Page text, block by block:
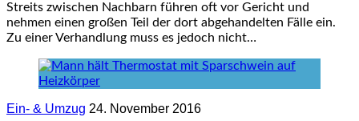
Streits zwischen Nachbarn führen oft vor Gericht und
nehmen einen großen Teil der dort abgehandelten Fälle ein.
Zu einer Verhandlung muss es jedoch nicht…
Ein- & Umzug 24. November 2016